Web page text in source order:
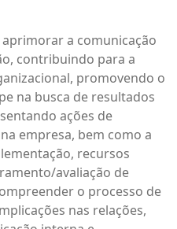
a comunicação
contribuindo para a
promovendo o
na busca de resultados
ações de
empresa, bem como a
recursos
avaliação de
o processo de
nas relações,